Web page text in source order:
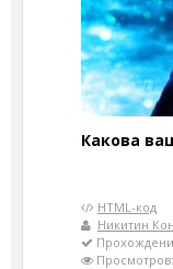
Какова
HTML-код
Никитин